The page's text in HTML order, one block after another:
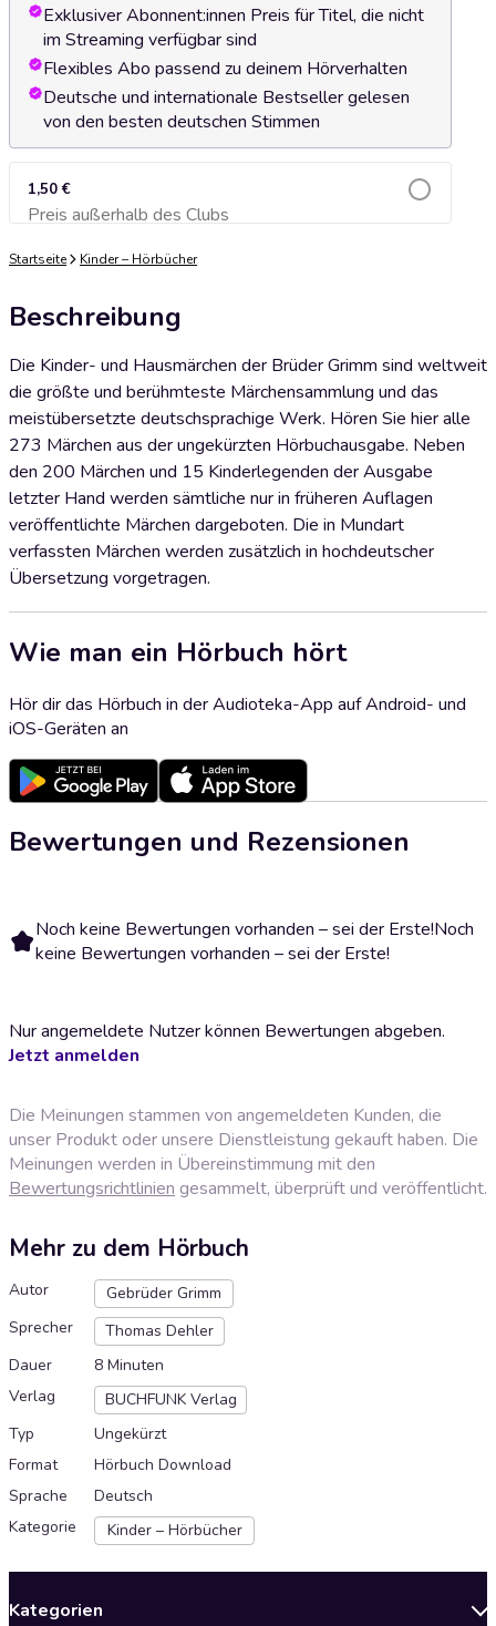
Exklusiver Abonnent:innen Preis für Titel, die nicht
im Streaming verfügbar sind
Flexibles Abo passend zu deinem Hörverhalten
Deutsche und internationale Bestseller gelesen
von den besten deutschen Stimmen
1,50 €
Preis außerhalb des ClubsZum Warenkorb hinzufügen
Startseite Kinder – Hörbücher
Beschreibung
Die Kinder- und Hausmärchen der Brüder Grimm sind weltweit
die größte und berühmteste Märchensammlung und das
meistübersetzte deutschsprachige Werk. Hören Sie hier alle
273 Märchen aus der ungekürzten Hörbuchausgabe. Neben
den 200 Märchen und 15 Kinderlegenden der Ausgabe
letzter Hand werden sämtliche nur in früheren Auflagen
veröffentlichte Märchen dargeboten. Die in Mundart
verfassten Märchen werden zusätzlich in hochdeutscher
Übersetzung vorgetragen.
Wie man ein Hörbuch hört
Hör dir das Hörbuch in der Audioteka-App auf Android- und
iOS-Geräten an
Bewertungen und Rezensionen
Noch keine Bewertungen vorhanden – sei der Erste!Noch
keine Bewertungen vorhanden – sei der Erste!
Nur angemeldete Nutzer können Bewertungen abgeben.
Jetzt anmelden
Die Meinungen stammen von angemeldeten Kunden, die
unser Produkt oder unsere Dienstleistung gekauft haben. Die
Meinungen werden in Übereinstimmung mit den
Bewertungsrichtlinien gesammelt, überprüft und veröffentlicht.
Mehr zu dem Hörbuch
Autor
Gebrüder Grimm
Sprecher
Thomas Dehler
Dauer
8 Minuten
Verlag
BUCHFUNK Verlag
Typ
Ungekürzt
Format
Hörbuch Download
Sprache
Deutsch
Kategorie
Kinder – Hörbücher
Kategorien